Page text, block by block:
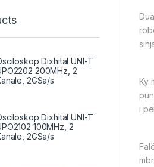
Ky
i
Dixhital UNI-T
200MHz, 2
2GSa/s
Dixhital UNI-T
100MHz, 2
2GSa/s